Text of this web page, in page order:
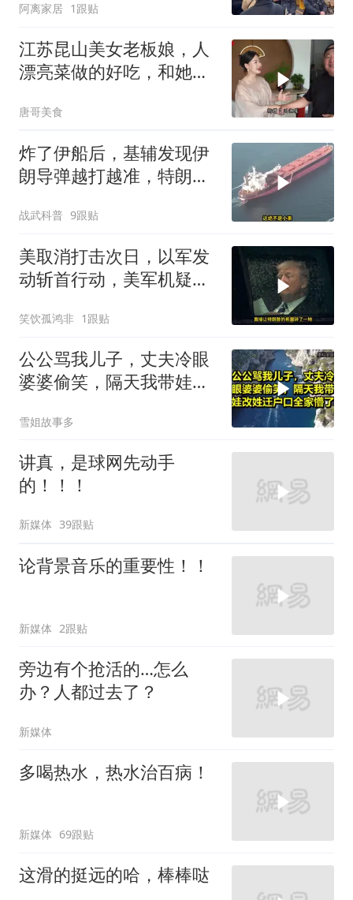
了
阿离家居 1跟贴
江苏昆山美女老板娘，人
漂亮菜做的好吃，和她小
唐哥美食
炸了伊船后，基辅发现伊
朗导弹越打越准，特朗普
战武科普 9跟贴
美取消打击次日，以军发
动斩首行动，美军机疑被
笑饮孤鸿非 1跟贴
公公骂我儿子，丈夫冷眼
婆婆偷笑，隔天我带娃改
雪姐故事多
讲真，是球网先动手
的！！！
新媒体 39跟贴
论背景音乐的重要性！！
新媒体 2跟贴
旁边有个抢活的…怎么
办？人都过去了？
新媒体
多喝热水，热水治百病！
新媒体 69跟贴
这滑的挺远的哈，棒棒哒